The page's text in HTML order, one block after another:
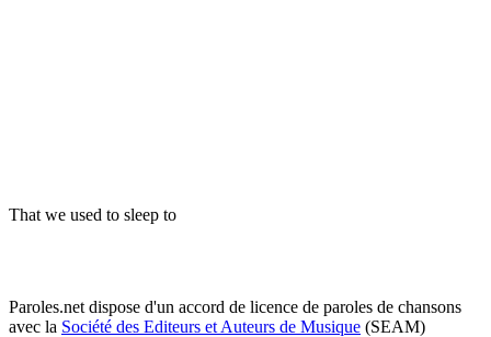
That we used to sleep to
Paroles.net dispose d'un accord de licence de paroles de chansons
avec la Société des Editeurs et Auteurs de Musique (SEAM)